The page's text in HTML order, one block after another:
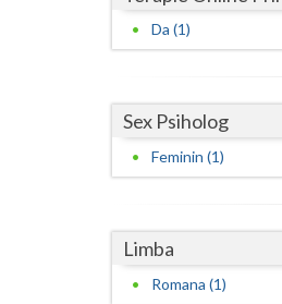
Da (1)
Sex Psiholog
Feminin (1)
Limba
Romana (1)